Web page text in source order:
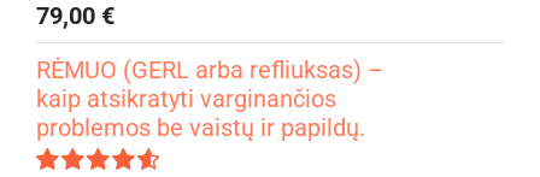
Įvertinimas:
4.99iš 5
79,00 €
RĖMUO (GERL arba refliuksas) –
kaip atsikratyti varginančios
problemos be vaistų ir papildų.